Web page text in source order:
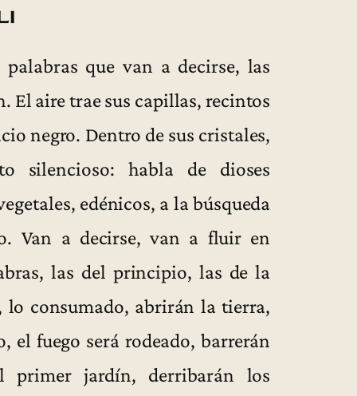
que van a decirse, las
El aire trae sus capillas, recintos
negro. Dentro de sus cristales,
silencioso: habla de dioses
edénicos, a la búsqueda
Van a decirse, van a fluir en
las del principio, las de la
consumado, abrirán la tierra,
el fuego será rodeado, barrerán
primer jardín, derribarán los